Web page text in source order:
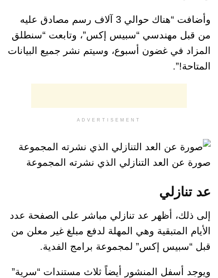
وأضافت “هناك حوالي 3 آلاف رسم مصادق عليه
من قبل مهندسي “سبيس إكس”، وتابعت “سنطلق
المزاد في غضون أسبوع، وسيتم نشر جميع البيانات
المتاحة!”.
ADVERTISEMENT
صورة عن العد التنازلي الذي نشرته المجموعة
عد تنازلي
إلى ذلك، أظهر عد تنازلي مباشر على الصفحة عدد
الأيام المتبقية وهي المهلة لدفع مبلغ غير معلن من
قبل “سبيس إكس” لمجموعة برامج الفدية.
ويوجد أسفل المنشور أيضاً ثلاث مستندات “سرية”